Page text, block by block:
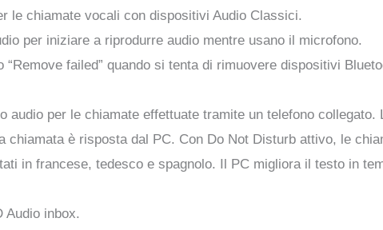
le chiamate vocali con dispositivi Audio Classici.
per iniziare a riprodurre audio mentre usano il microfono.
failed” quando si tenta di rimuovere dispositivi
audio per le chiamate effettuate tramite un telefono collegato.
è risposta dal PC. Con Do Not Disturb attivo, le
in francese, tedesco e spagnolo. Il PC migliora il testo in
Audio inbox.